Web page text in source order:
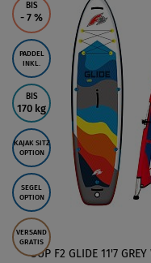
BIS
- 7 %
PADDEL
INKL.
BIS
170 kg
KAJAK SITZ
OPTION
SEGEL
OPTION
VERSAND
GRATIS
SUP F2 GLIDE 11'7